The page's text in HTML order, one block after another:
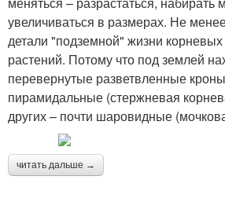
увеличиваться в размерах. Не
детали "подземной" жизни
растений. Потому что под землей
перевернутые разветвленные
пирамидальные (стержневая
других – почти шаровидные
читать дальше →